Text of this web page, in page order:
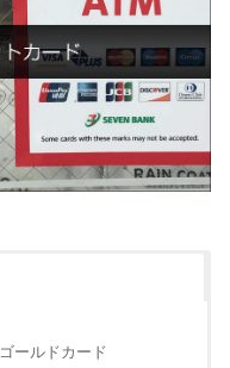
ゴールドカード